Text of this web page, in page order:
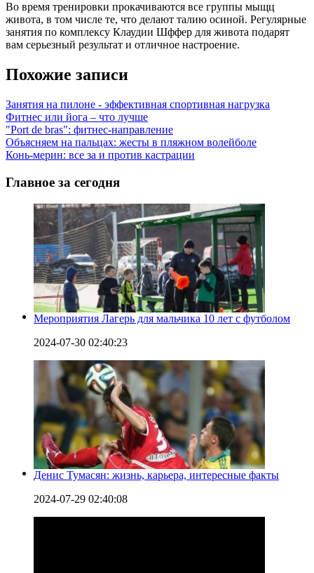
Во время тренировки прокачиваются все группы мыщц
живота, в том числе те, что делают талию осиной. Регулярные
занятия по комплексу Клаудии Шффер для живота подарят
вам серьезный результат и отличное настроение.
Похожие записи
Занятия на пилоне - эффективная спортивная нагрузка
Фитнес или йога – что лучше
"Port de bras": фитнес-направление
Объясняем на пальцах: жесты в пляжном волейболе
Конь-мерин: все за и против кастрации
Главное за сегодня
Мероприятия Лагерь для мальчика 10 лет с футболом
2024-07-30 02:40:23
Денис Тумасян: жизнь, карьера, интересные факты
2024-07-29 02:40:08